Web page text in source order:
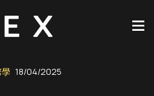
18/04/2025